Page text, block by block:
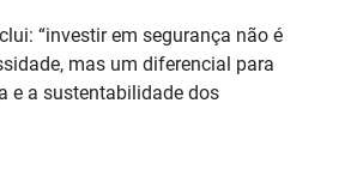
“investir em segurança não é
mas um diferencial para
e a sustentabilidade dos